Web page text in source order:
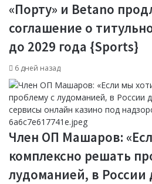
«Порту» и Betano
соглашение о
до 2029 года {Sports}
6 дней назад
Член ОП Машаров:
комплексно решать
лудоманией, в